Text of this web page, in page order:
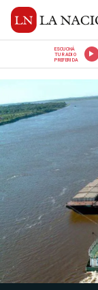
ESCUCHÁ
TU RADIO
PREFERIDA